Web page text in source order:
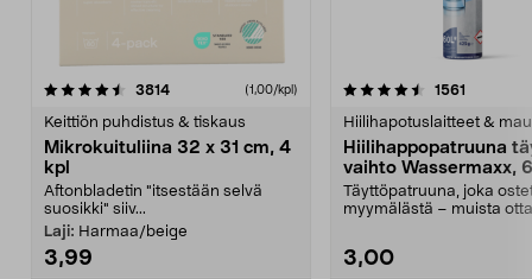
3814arvostelut (1,00/kpl)
Keittiön puhdistus & tiskaus
Mikrokuituliina 32 x 31 cm, 4
kpl
Aftonbladetin "itsestään selvä
suosikki" siiv...
Laji: Harmaa/beige
3,99
4.5viidestä
1561
Hiilihapotuslaitteet &
Hiilihappopatruuna
vaihto Wassermaxx,
Täyttöpatruuna, joka
myymälästä – muista
3,00
4.5viidestä